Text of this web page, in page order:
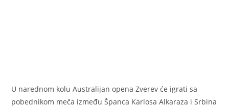
U narednom kolu Australijan opena Zverev će igrati sa
pobednikom meča između Španca Karlosa Alkaraza i Srbina